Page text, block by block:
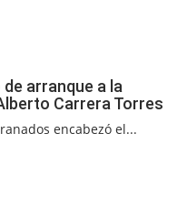
arranque a la
Carrera Torres
encabezó el...